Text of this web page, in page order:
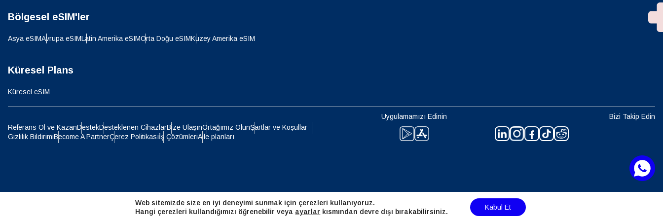
Bölgesel eSIM'ler
Asya eSIMAvrupa eSIMLatin Amerika eSIMOrta Doğu eSIMKuzey Amerika eSIM
Küresel Plans
Küresel eSIM
Referans Ol ve KazanDestekDesteklenen CihazlarBize UlaşınOrtağımız OlunŞartlar ve Koşullar
Gizlilik BildirimiBecome A PartnerÇerez Politikasıİş ÇözümleriAile planları
Uygulamamızı Edinin Bizi Takip Edin
Polski
简体中文 繁體中文
CAD - Kanada Doları GBP - İngiliz Sterlini
CHF - İsviçre Frangı NZD - Yeni Zelanda Doları
Web sitemizde size en iyi deneyimi sunmak için çerezleri kullanıyoruz.
Hangi çerezleri kullandığımızı öğrenebilir veya ayarlar kısmından devre dışı bırakabilirsiniz.
Kabul Et